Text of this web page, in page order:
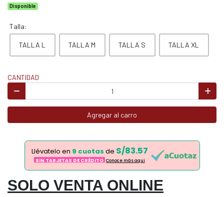
Disponible
Talla:
TALLA L TALLA M TALLA S TALLA XL
CANTIDAD
Agregar al carro
Llévatelo en 9 cuotas de S/83.57
SIN TARJETAS DE CRÉDITO Conoce más aqui
SOLO VENTA ONLINE